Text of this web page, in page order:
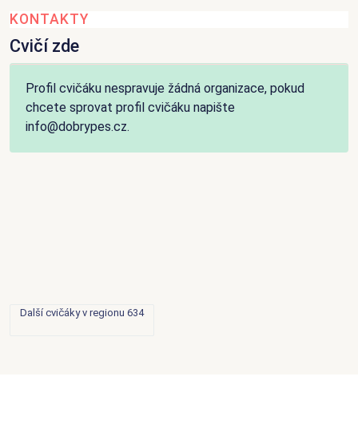
KONTAKTY
Cvičí zde
Profil cvičáku nespravuje žádná organizace, pokud
chcete sprovat profil cvičáku napište
info@dobrypes.cz.
Další cvičáky v regionu 634